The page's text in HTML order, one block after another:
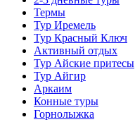
Термы
Тур Иремель
Тур Красный Ключ
Активный отдых
Тур Айские притесы
Тур Айгир
Аркаим
Конные туры
Горнолыжка